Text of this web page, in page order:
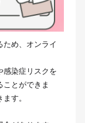
ため、オンライ
感染症リスクを
とができま
す。